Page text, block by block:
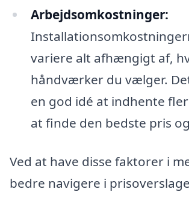
Arbejdsomkostninger:
variere alt afhængigt af,
håndværker du vælger.
en god idé at indhente
at finde den bedste pris
Ved at have disse faktorer i
bedre navigere i